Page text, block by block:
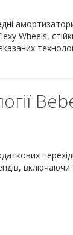
Wheels,
включаючи